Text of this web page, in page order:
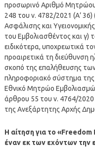
προσωρινό Αριθμό
248 του ν. 4782/2021 (Α’
Ασφάλισης και
του Εμβολιασθέντος και γ)
ειδικότερα, υποχρεωτικά
προαιρετικά τη διεύθυνση
σκοπό της επαλήθευσης
πληροφοριακό σύστημα της
Εθνικό Μητρώο
άρθρου 55 του ν. 4764/
της Ανεξάρτητης Αρχής
Η αίτηση για το
έναν εκ των εχόντων την